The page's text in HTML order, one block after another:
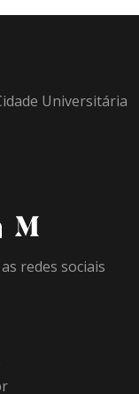
Universitária
redes sociais